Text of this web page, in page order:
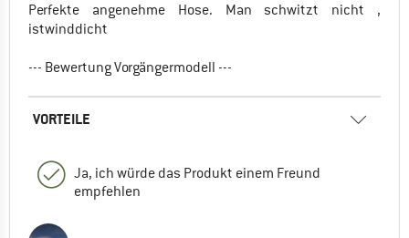
Perfekte angenehme Hose. Man schwitzt nicht ,
istwinddicht
--- Bewertung Vorgängermodell ---
VORTEILE
Ja, ich würde das Produkt einem Freund
empfehlen